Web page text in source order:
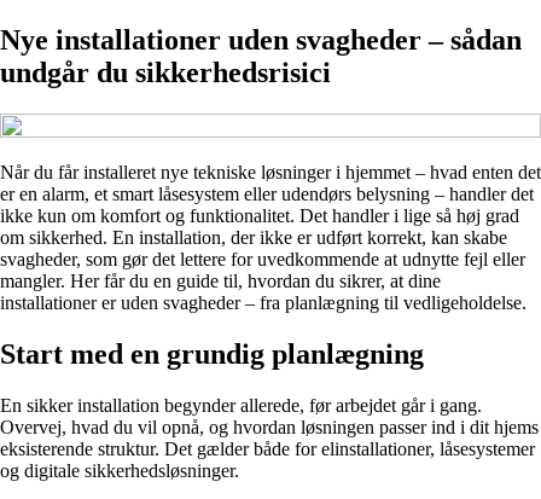
Nye installationer uden svagheder – sådan
undgår du sikkerhedsrisici
Når du får installeret nye tekniske løsninger i hjemmet – hvad enten det
er en alarm, et smart låsesystem eller udendørs belysning – handler det
ikke kun om komfort og funktionalitet. Det handler i lige så høj grad
om sikkerhed. En installation, der ikke er udført korrekt, kan skabe
svagheder, som gør det lettere for uvedkommende at udnytte fejl eller
mangler. Her får du en guide til, hvordan du sikrer, at dine
installationer er uden svagheder – fra planlægning til vedligeholdelse.
Start med en grundig planlægning
En sikker installation begynder allerede, før arbejdet går i gang.
Overvej, hvad du vil opnå, og hvordan løsningen passer ind i dit hjems
eksisterende struktur. Det gælder både for elinstallationer, låsesystemer
og digitale sikkerhedsløsninger.